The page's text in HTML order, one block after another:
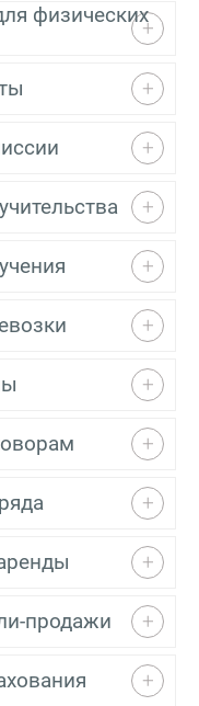
физических
продажи